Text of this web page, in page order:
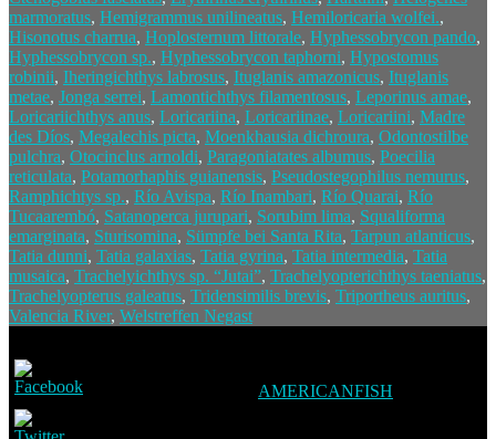
marmoratus, Hemigrammus unilineatus, Hemiloricaria wolfei.,
Hisonotus charrua, Hoplosternum littorale, Hyphessobrycon pando,
Hyphessobrycon sp., Hyphessobrycon taphorni, Hypostomus
robinii, Iheringichthys labrosus, Ituglanis amazonicus, Ituglanis
metae, Jonga serrei, Lamontichthys filamentosus, Leporinus amae,
Loricariichthys anus, Loricariina, Loricariinae, Loricariini, Madre
des Díos, Megalechis picta, Moenkhausia dichroura, Odontostilbe
pulchra, Otocinclus arnoldi, Paragoniatates albumus, Poecilia
reticulata, Potamorhaphis guianensis, Pseudostegophilus nemurus,
Ramphichtys sp., Río Avispa, Río Inambari, Río Quarai, Río
Tucaarembó, Satanoperca jurupari, Sorubim lima, Squaliforma
emarginata, Sturisomina, Sümpfe bei Santa Rita, Tarpun atlanticus,
Tatia dunni, Tatia galaxias, Tatia gyrina, Tatia intermedia, Tatia
musaica, Trachelyichthys sp. “Jutai”, Trachelyopterichthys taeniatus,
Trachelyopterus galeatus, Tridensimilis brevis, Triportheus auritus,
Valencia River, Welstreffen Negast
AMERICANFISH